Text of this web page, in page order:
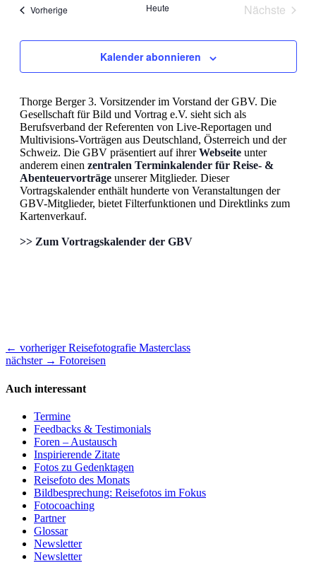
VorherigeVeranstaltungen Heute
Nächste
Kalender abonnieren
Thorge Berger 3. Vorsitzender im Vorstand der GBV. Die
Gesellschaft für Bild und Vortrag e.V. sieht sich als
Berufsverband der Referenten von Live-Reportagen und
Multivisions-Vorträgen aus Deutschland, Österreich und der
Schweiz. Die GBV präsentiert auf ihrerWebseiteunter
anderem einen zentralen Terminkalender für Reise- &
Abenteuervorträgeunserer Mitglieder. Dieser
Vortragskalender enthält hunderte von Veranstaltungen der
GBV-Mitglieder, bietet Filterfunktionen und Direktlinks zum
Kartenverkauf.
>> Zum Vortragskalender der GBV
Beitragsnavigation
← vorheriger Vorheriger
Beitrag:
Reisefotografie Masterclass
nächster → nächster
Fotoreisen
Auch interessant
Termine
Feedbacks & Testimonials
Foren – Austausch
Inspirierende Zitate
Fotos zu Gedenktagen
Reisefoto des Monats
Bildbesprechung: Reisefotos im Fokus
Fotocoaching
Partner
Glossar
Newsletter
Newsletter